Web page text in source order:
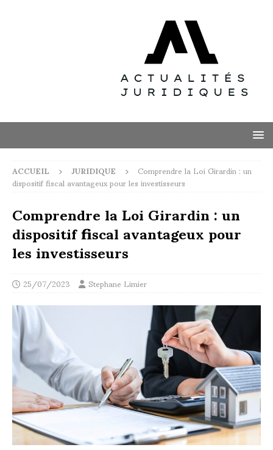
ACCUEIL JURIDIQUE Comprendre la Loi Girardin : un
dispositif fiscal avantageux pour les investisseurs
Comprendre la Loi Girardin : un
dispositif fiscal avantageux pour
les investisseurs
25/07/2023 Stephane Limier